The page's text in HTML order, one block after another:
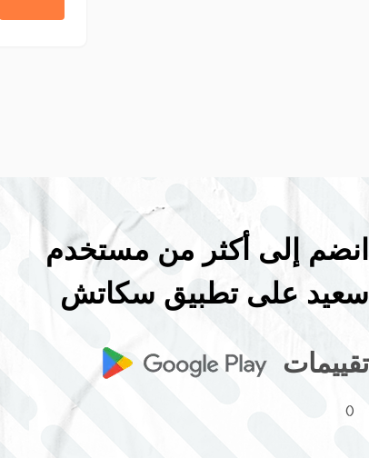
انضم إلى أكثر من مستخدم
سعيد على تطبيق سكاتش
تقييمات
(
)